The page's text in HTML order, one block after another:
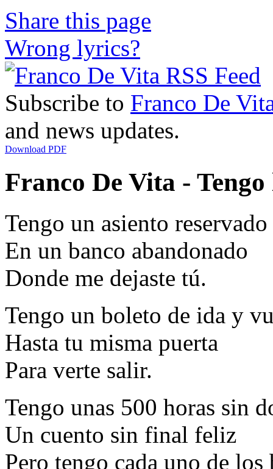
Share this page
Wrong lyrics?
Subscribe to Franco De
and news updates.
Download PDF
Franco De Vita -
Tengo un asiento reservado
En un banco abandonado
Donde me dejaste tú.
Tengo un boleto de ida y
Hasta tu misma puerta
Para verte salir.
Tengo unas 500 horas sin
Un cuento sin final feliz
Pero tengo cada uno de los